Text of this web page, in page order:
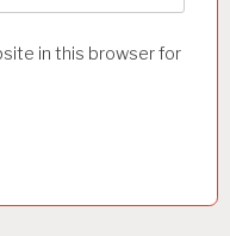
in this browser for